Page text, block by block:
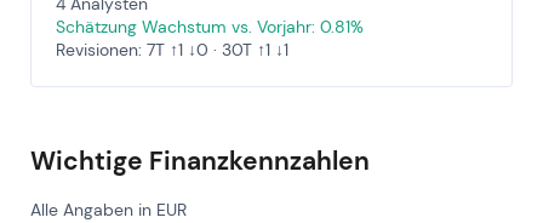
Schätzung Wachstum vs. Vorjahr: 0.81%
Revisionen: 7T ↑1 ↓0 · 30T ↑1 ↓1
Wichtige Finanzkennzahlen
Alle Angaben in EUR